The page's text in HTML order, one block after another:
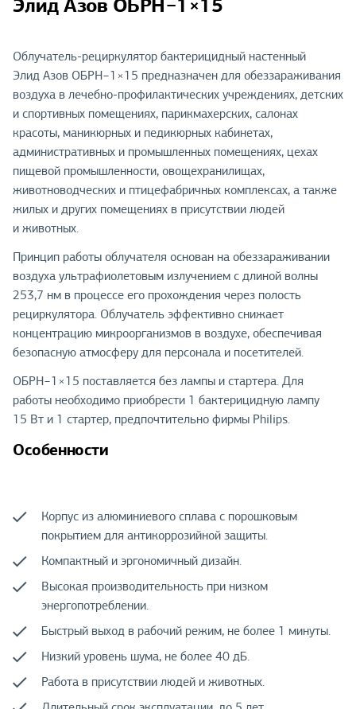
Элид Азов ОБРН−1×15
Облучатель-рециркулятор бактерицидный настенный
Элид Азов ОБРН−1×15 предназначен для обеззараживания
воздуха в лечебно-профилактических учреждениях, детских
и спортивных помещениях, парикмахерских, салонах
красоты, маникюрных и педикюрных кабинетах,
административных и промышленных помещениях, цехах
пищевой промышленности, овощехранилищах,
животноводческих и птицефабричных комплексах, а также
жилых и других помещениях в присутствии людей
и животных.
Принцип работы облучателя основан на обеззараживании
воздуха ультрафиолетовым излучением с длиной волны
253,7 нм в процессе его прохождения через полость
рециркулятора. Облучатель эффективно снижает
концентрацию микроорганизмов в воздухе, обеспечивая
безопасную атмосферу для персонала и посетителей.
ОБРН−1×15 поставляется без лампы и стартера. Для
работы необходимо приобрести 1 бактерицидную лампу
15 Вт и 1 стартер, предпочтительно фирмы Philips.
Особенности
Корпус из алюминиевого сплава с порошковым
покрытием для антикоррозийной защиты.
Компактный и эргономичный дизайн.
Высокая производительность при низком
энергопотреблении.
Быстрый выход в рабочий режим, не более 1 минуты.
Низкий уровень шума, не более 40 дБ.
Работа в присутствии людей и животных.